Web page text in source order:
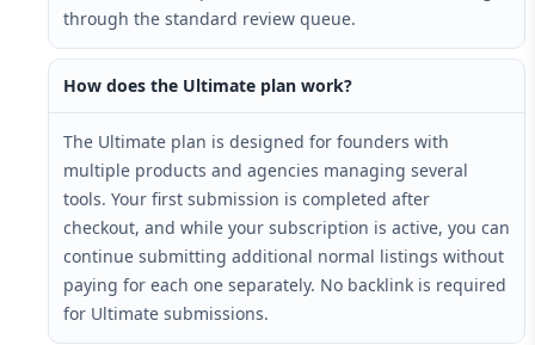
through the standard review queue.
How does the Ultimate plan work?
The Ultimate plan is designed for founders with
multiple products and agencies managing several
tools. Your first submission is completed after
checkout, and while your subscription is active, you can
continue submitting additional normal listings without
paying for each one separately. No backlink is required
for Ultimate submissions.